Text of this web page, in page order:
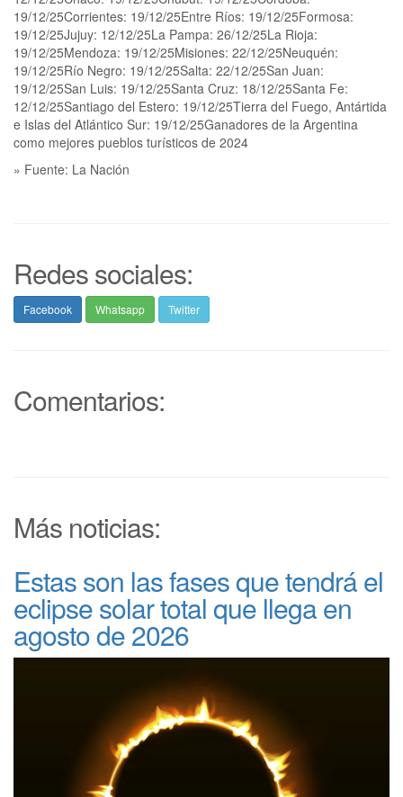
19/12/25Corrientes: 19/12/25Entre Ríos: 19/12/25Formosa:
19/12/25Jujuy: 12/12/25La Pampa: 26/12/25La Rioja:
19/12/25Mendoza: 19/12/25Misiones: 22/12/25Neuquén:
19/12/25Río Negro: 19/12/25Salta: 22/12/25San Juan:
19/12/25San Luis: 19/12/25Santa Cruz: 18/12/25Santa Fe:
12/12/25Santiago del Estero: 19/12/25Tierra del Fuego, Antártida
e Islas del Atlántico Sur: 19/12/25Ganadores de la Argentina
como mejores pueblos turísticos de 2024
» Fuente: La Nación
Redes sociales:
Facebook Whatsapp Twitter
Comentarios:
Más noticias:
Estas son las fases que tendrá el
eclipse solar total que llega en
agosto de 2026